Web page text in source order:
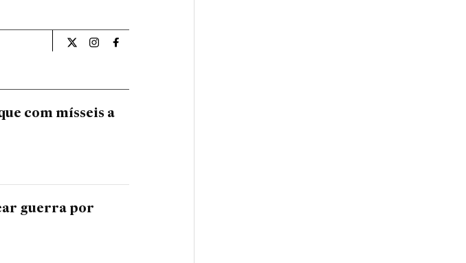
Internacional El País Brasil en Twitter
Internacional El País Brasil en Instagram
Internacional El País Brasil en Facebook
com mísseis a
guerra por